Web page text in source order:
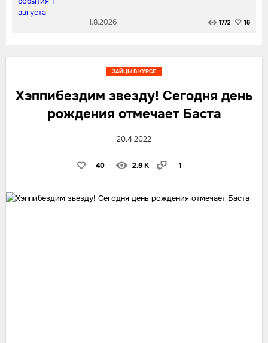
1.8.2026 1772 18
Хэппибездим звезду! Сегодня день
рождения отмечает Баста
20.4.2022
40 2.9 K 1
ЗАЙЦЫ В КУРСЕ